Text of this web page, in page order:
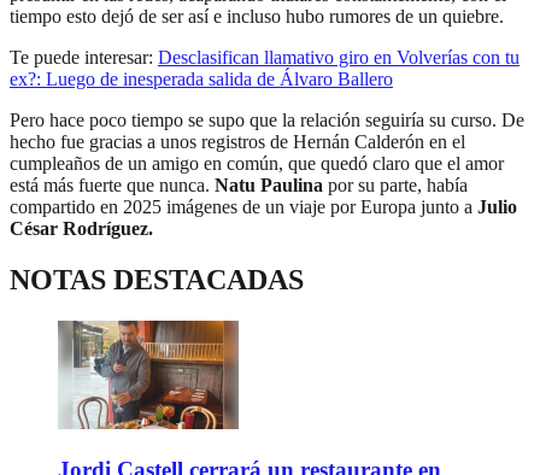
tiempo esto dejó de ser así e incluso hubo rumores de un quiebre.
Te puede interesar: Desclasifican llamativo giro en Volverías con tu
ex?: Luego de inesperada salida de Álvaro Ballero
Pero hace poco tiempo se supo que la relación seguiría su curso. De
hecho fue gracias a unos registros de Hernán Calderón en el
cumpleaños de un amigo en común, que quedó claro que el amor
está más fuerte que nunca. Natu Paulina por su parte, había
compartido en 2025 imágenes de un viaje por Europa junto a Julio
César Rodríguez.
NOTAS DESTACADAS
Jordi Castell cerrará un restaurante en